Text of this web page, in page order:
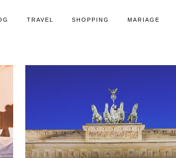
TRAVEL SHOPPING MARIAGE